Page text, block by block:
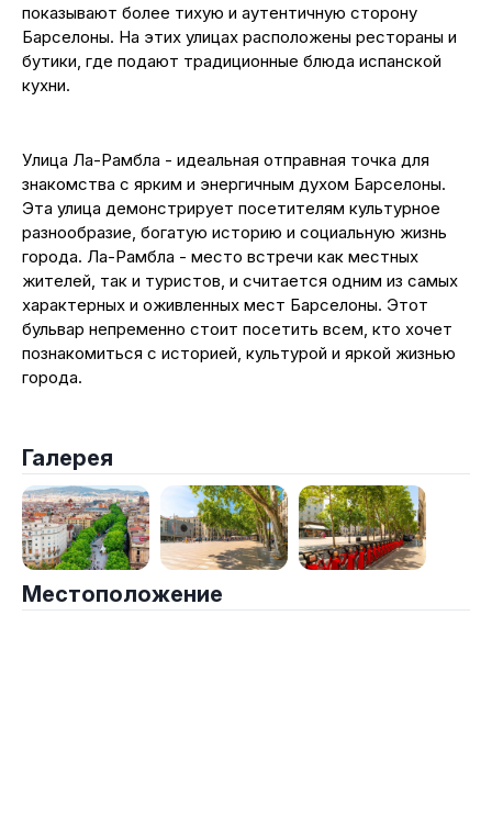
показывают более тихую и аутентичную сторону
Барселоны. На этих улицах расположены рестораны и
бутики, где подают традиционные блюда испанской
кухни.
Улица Ла-Рамбла - идеальная отправная точка для
знакомства с ярким и энергичным духом Барселоны.
Эта улица демонстрирует посетителям культурное
разнообразие, богатую историю и социальную жизнь
города. Ла-Рамбла - место встречи как местных
жителей, так и туристов, и считается одним из самых
характерных и оживленных мест Барселоны. Этот
бульвар непременно стоит посетить всем, кто хочет
познакомиться с историей, культурой и яркой жизнью
города.
Галерея
Местоположение